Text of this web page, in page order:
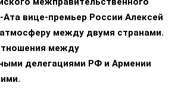
Ата вице-премьер России Алексей
между двумя странами.
между
делегациями РФ и Армении